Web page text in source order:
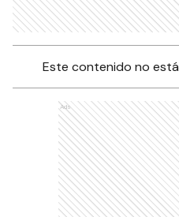
Este contenido no
Ads